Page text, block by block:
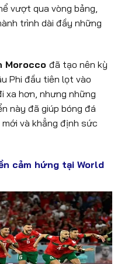
vượt qua vòng bảng,
trình dài đầy những
Morocco đã tạo nên kỳ
Phi đầu tiên lọt vào
xa hơn, nhưng những
này đã giúp bóng đá
và khẳng định sức
cảm hứng tại World